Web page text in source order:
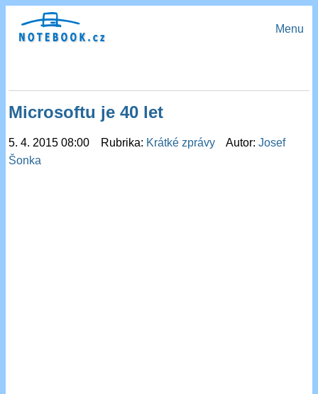
Menu
Microsoftu je 40 let
5. 4. 2015 08:00 Rubrika: Krátké zprávy Autor:Josef
Šonka